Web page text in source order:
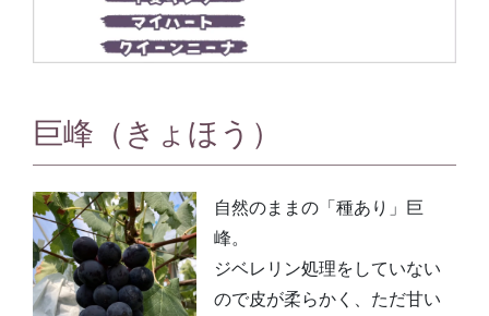
巨峰（きょほう）
自然のままの「種あり」巨
峰。
ジベレリン処理をしていない
ので皮が柔らかく、ただ甘い